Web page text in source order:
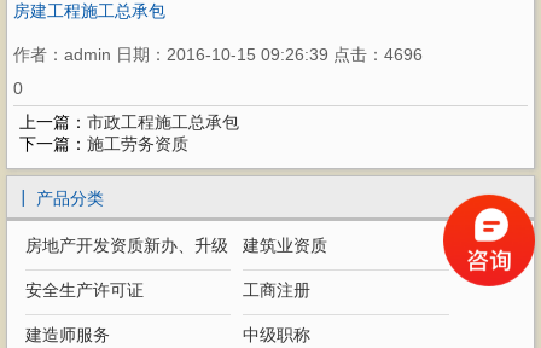
房建工程施工总承包
作者：admin 日期：2016-10-15 09:26:39 点击：4696
0
上一篇： 市政工程施工总承包
下一篇： 施工劳务资质
┃ 产品分类
房地产开发资质新办、升级 建筑业资质
安全生产许可证 工商注册
建造师服务 中级职称